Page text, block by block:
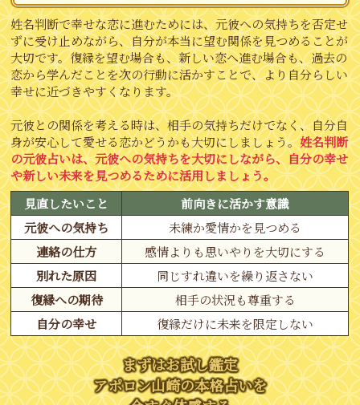
姓名判断で幸せな恋に進むためには、元彼への気持ちを否定せ
ずに受け止めながら、自分が本当に望む関係を見つめることが
大切です。復縁を望む場合も、新しい恋へ進む場合も、過去の
恋から学んだことを次の行動に活かすことで、より自分らしい
幸せに近づきやすくなります。
元彼との関係を考える時は、相手の気持ちだけでなく、自分自
身が安心して愛せる恋かどうかも大切にしましょう。姓名判断
の元彼占いは、元彼への気持ちを大切にしながら、自分の幸せ
や新しい未来を見つめるために活用しましょう。
見直したいこと
前向きに活かす意識
元彼への気持ち
未練か愛情かを見つめる
連絡の仕方
感情よりも思いやりを大切にする
別れた原因
同じすれ違いを繰り返さない
復縁への期待
相手の状況も尊重する
自分の幸せ
復縁だけに未来を限定しない
まずはお試し鑑定
アポロン山崎の本格占いを